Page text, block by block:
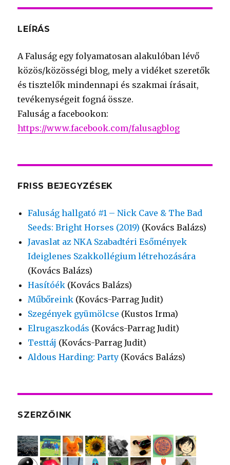
LEÍRÁS
A Faluság egy folyamatosan alakulóban lévő
közös/közösségi blog, mely a vidéket szeretők
és tisztelők mindennapi és szakmai írásait,
tevékenységeit fogná össze.
Faluság a facebookon:
https://www.facebook.com/falusagblog
FRISS BEJEGYZÉSEK
Faluság hallgató #1 – Nick Cave & The Bad
Seeds: Bright Horses (2019) (Kovács Balázs)
Javaslat az NKA Szabadtéri Esőmények
Ideiglenes Szakkollégium létrehozására
(Kovács Balázs)
Hasítóék (Kovács Balázs)
Műbőreink (Kovács-Parrag Judit)
Szegények gyümölcse (Kustos Irma)
Elrugaszkodás (Kovács-Parrag Judit)
Testtáj (Kovács-Parrag Judit)
Aldous Harding: Party (Kovács Balázs)
SZERZŐINK